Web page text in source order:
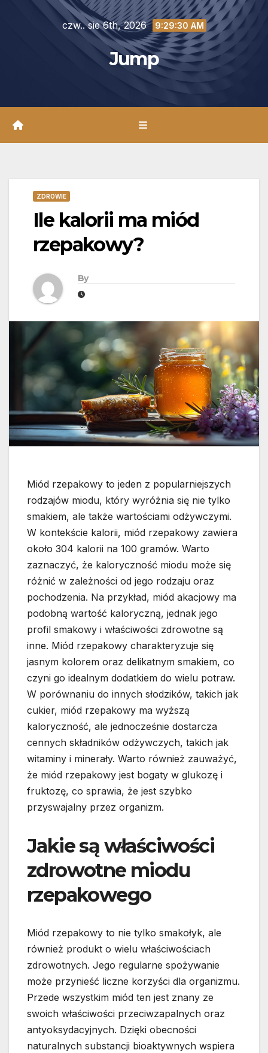
czw.. sie 6th, 2026 9:29:32 AM
Jump
ZDROWIE
Ile kalorii ma miód
rzepakowy?
By
Miód rzepakowy to jeden z popularniejszych
rodzajów miodu, który wyróżnia się nie tylko
smakiem, ale także wartościami odżywczymi.
W kontekście kalorii, miód rzepakowy zawiera
około 304 kalorii na 100 gramów. Warto
zaznaczyć, że kaloryczność miodu może się
różnić w zależności od jego rodzaju oraz
pochodzenia. Na przykład, miód akacjowy ma
podobną wartość kaloryczną, jednak jego
profil smakowy i właściwości zdrowotne są
inne. Miód rzepakowy charakteryzuje się
jasnym kolorem oraz delikatnym smakiem, co
czyni go idealnym dodatkiem do wielu potraw.
W porównaniu do innych słodzików, takich jak
cukier, miód rzepakowy ma wyższą
kaloryczność, ale jednocześnie dostarcza
cennych składników odżywczych, takich jak
witaminy i minerały. Warto również zauważyć,
że miód rzepakowy jest bogaty w glukozę i
fruktozę, co sprawia, że jest szybko
przyswajalny przez organizm.
Jakie są właściwości
zdrowotne miodu
rzepakowego
Miód rzepakowy to nie tylko smakołyk, ale
również produkt o wielu właściwościach
zdrowotnych. Jego regularne spożywanie
może przynieść liczne korzyści dla organizmu.
Przede wszystkim miód ten jest znany ze
swoich właściwości przeciwzapalnych oraz
antyoksydacyjnych. Dzięki obecności
naturalnych substancji bioaktywnych wspiera